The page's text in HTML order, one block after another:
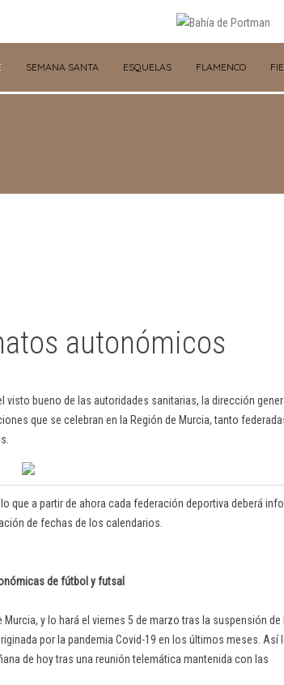
SEMANA SANTA ESQUELAS FLAMENCO
autonómicos
bueno de las autoridades sanitarias, la dirección
que se celebran en la Región de Murcia, tanto
que a partir de ahora cada federación deportiva deberá
de fechas de los calendarios.
de fútbol y futsal
y lo hará el viernes 5 de marzo tras la suspensión de
por la pandemia Covid-19 en los últimos meses. Así
de hoy tras una reunión telemática mantenida con las